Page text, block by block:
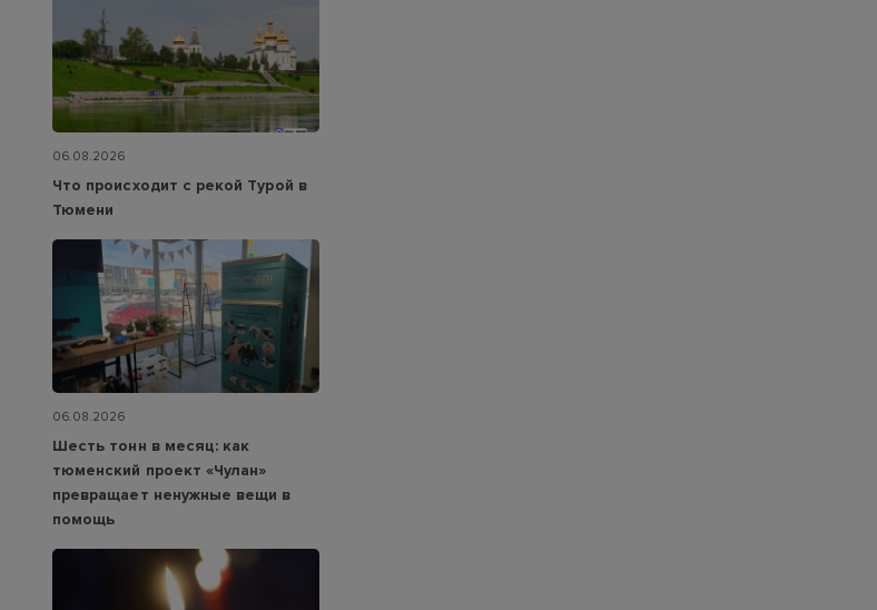
06.08.2026
Что происходит с рекой Турой в
Тюмени
06.08.2026
Шесть тонн в месяц: как
тюменский проект «Чулан»
превращает ненужные вещи в
помощь